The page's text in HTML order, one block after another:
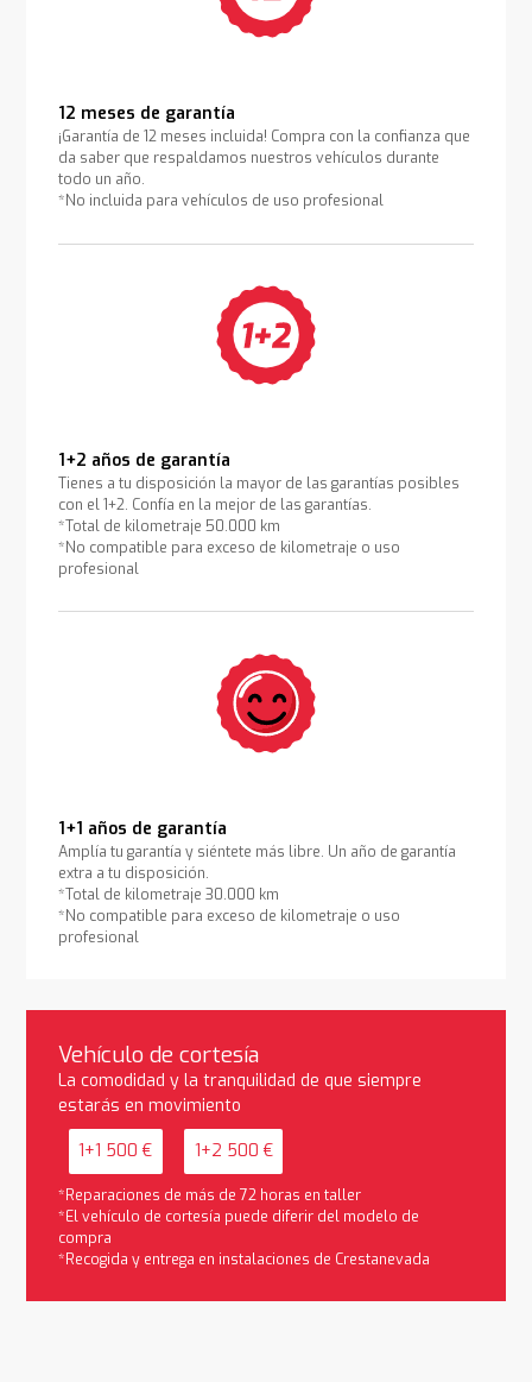
12 meses de garantía
¡Garantía de 12 meses incluida! Compra con la confianza que
da saber que respaldamos nuestros vehículos durante
todo un año.
*No incluida para vehículos de uso profesional
1+2 años de garantía
Tienes a tu disposición la mayor de las garantías posibles
con el 1+2. Confía en la mejor de las garantías.
*Total de kilometraje 50.000 km
*No compatible para exceso de kilometraje o uso
profesional
1+1 años de garantía
Amplía tu garantía y siéntete más libre. Un año de garantía
extra a tu disposición.
*Total de kilometraje 30.000 km
*No compatible para exceso de kilometraje o uso
profesional
Vehículo de cortesía
La comodidad y la tranquilidad de que siempre
estarás en movimiento
1+1 500 € 1+2 500 €
*Reparaciones de más de 72 horas en taller
*El vehículo de cortesía puede diferir del modelo de
compra
*Recogida y entrega en instalaciones de Crestanevada